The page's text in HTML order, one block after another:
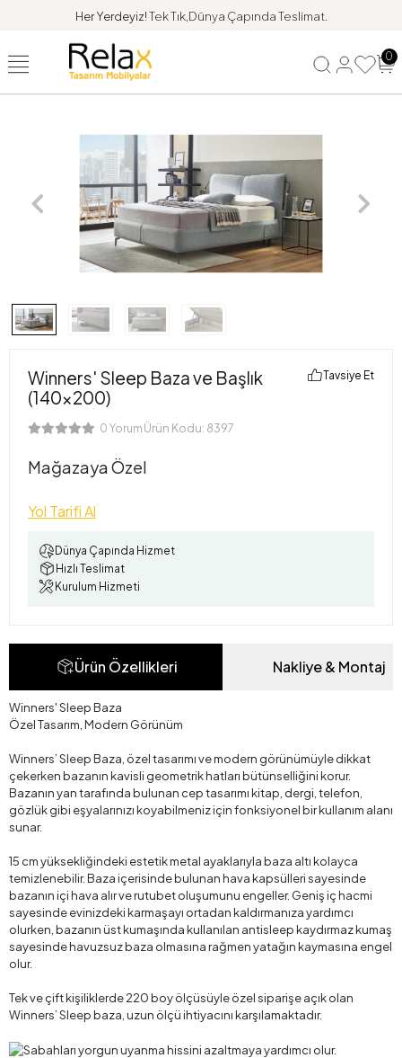
Her Yerdeyiz!Tek Tık,Dünya Çapında Teslimat.
0
Winners' Sleep Baza ve Başlık
(140x200)
0 Yorum Ürün Kodu: 8397
Tavsiye Et
Mağazaya Özel
Yol Tarifi Al
Dünya Çapında Hizmet
Hızlı Teslimat
Kurulum Hizmeti
Ürün Özellikleri Nakliye & Montaj
Winners' Sleep Baza
Özel Tasarım, Modern Görünüm
Winners’ Sleep Baza, özel tasarımı ve modern görünümüyle dikkat
çekerken bazanın kavisli geometrik hatları bütünselliğini korur.
Bazanın yan tarafında bulunan cep tasarımı kitap, dergi, telefon,
gözlük gibi eşyalarınızı koyabilmeniz için fonksiyonel bir kullanım alanı
sunar.
15 cm yüksekliğindeki estetik metal ayaklarıyla baza altı kolayca
temizlenebilir. Baza içerisinde bulunan hava kapsülleri sayesinde
bazanın içi hava alır ve rutubet oluşumunu engeller. Geniş iç hacmi
sayesinde evinizdeki karmaşayı ortadan kaldırmanıza yardımcı
olurken, bazanın üst kumaşında kullanılan antisleep kaydırmaz kumaş
sayesinde havuzsuz baza olmasına rağmen yatağın kaymasına engel
olur.
Tek ve çift kişiliklerde 220 boy ölçüsüyle özel siparişe açık olan
Winners’ Sleep baza, uzun ölçü ihtiyacını karşılamaktadır.